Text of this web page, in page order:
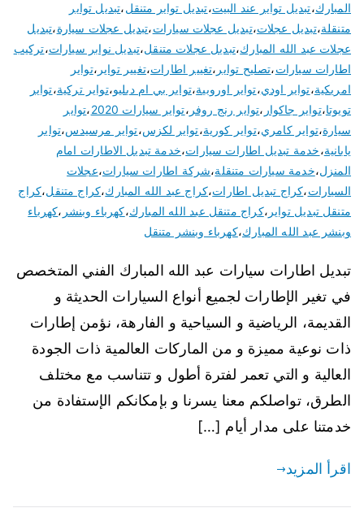
المبارك،تبديل تواير عند البيت،تبديل تواير متنقل،تبديل تواير
متنقلة،تبديل عجلات،تبديل عجلات سيارات،تبديل عجلات سيارة،تبديل
عجلات عبد الله المبارك،تبديل عجلات متنقل،تبديل نوابر سيارات،تركيب
اطارات سيارات،تصليح تواير ،تغيير اطارات،تغيير تواير ،تواير
امريكية،تواير اودي،تواير اوروبية،تواير بي ام دبليو،تواير تركية،تواير
تويوتا،تواير جاكوار ،تواير رنج روفر ،تواير سيارات 2020 ،تواير
سيارة،تواير كامري،تواير كورية،تواير لكزس،تواير مرسيدس،تواير
يابانية،خدمة تبديل اطارات سيارات،خدمة تبديل الاطارات امام
المنزل،خدمة سيارات متنقلة،شركة اطارات سيارات،عجلات
السيارات،كراج تبديل اطارات،كراج عبد الله المبارك،كراج متنقل،كراج
متنقل تبديل تواير ،كراج متنقل عبد الله المبارك،كهرباء وبنشر ،كهرباء
وبنشر عبد الله المبارك،كهرباء وبنشر متنقل
تبديل اطارات سيارات عبد الله المبارك الفني المتخصص
في تغير الإطارات لجميع أنواع السيارات الحديثة و
القديمة، الرياضية و السياحية و الفارهة، نؤمن إطارات
ذات نوعية مميزة و من الماركات العالمية ذات الجودة
العالية و التي تعمر لفترة أطول و تتناسب مع مختلف
الطرق، تواصلكم معنا يسرنا و بإمكانكم الإستفادة من
خدمتنا على مدار أيام […]
اقرأ المزيد